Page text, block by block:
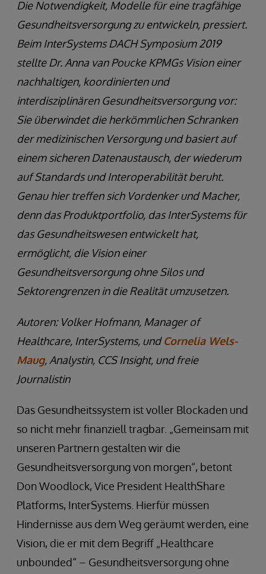
Die Notwendigkeit, Modelle für eine tragfähige
Gesundheitsversorgung zu entwickeln, pressiert.
Beim InterSystems DACH Symposium 2019
stellte Dr. Anna van Poucke KPMGs Vision einer
nachhaltigen, koordinierten und
interdisziplinären Gesundheitsversorgung vor:
Sie überwindet die herkömmlichen Schranken
der medizinischen Versorgung und basiert auf
einem sicheren Datenaustausch, der wiederum
auf Standards und Interoperabilität beruht.
Genau hier treffen sich Vordenker und Macher,
denn das Produktportfolio, das InterSystems für
das Gesundheitswesen entwickelt hat,
ermöglicht, die Vision einer
Gesundheitsversorgung ohne Silos und
Sektorengrenzen in die Realität umzusetzen.
Autoren: Volker Hofmann, Manager of
Healthcare, InterSystems, undCornelia Wels-
Maug, Analystin, CCS Insight, und freie
Journalistin
Das Gesundheitssystem ist voller Blockaden und
so nicht mehr finanziell tragbar. „Gemeinsam mit
unseren Partnern gestalten wir die
Gesundheitsversorgung von morgen“, betont
Don Woodlock, Vice President HealthShare
Platforms, InterSystems. Hierfür müssen
Hindernisse aus dem Weg geräumt werden, eine
Vision, die er mit dem Begriff „Healthcare
unbounded“ – Gesundheitsversorgung ohne